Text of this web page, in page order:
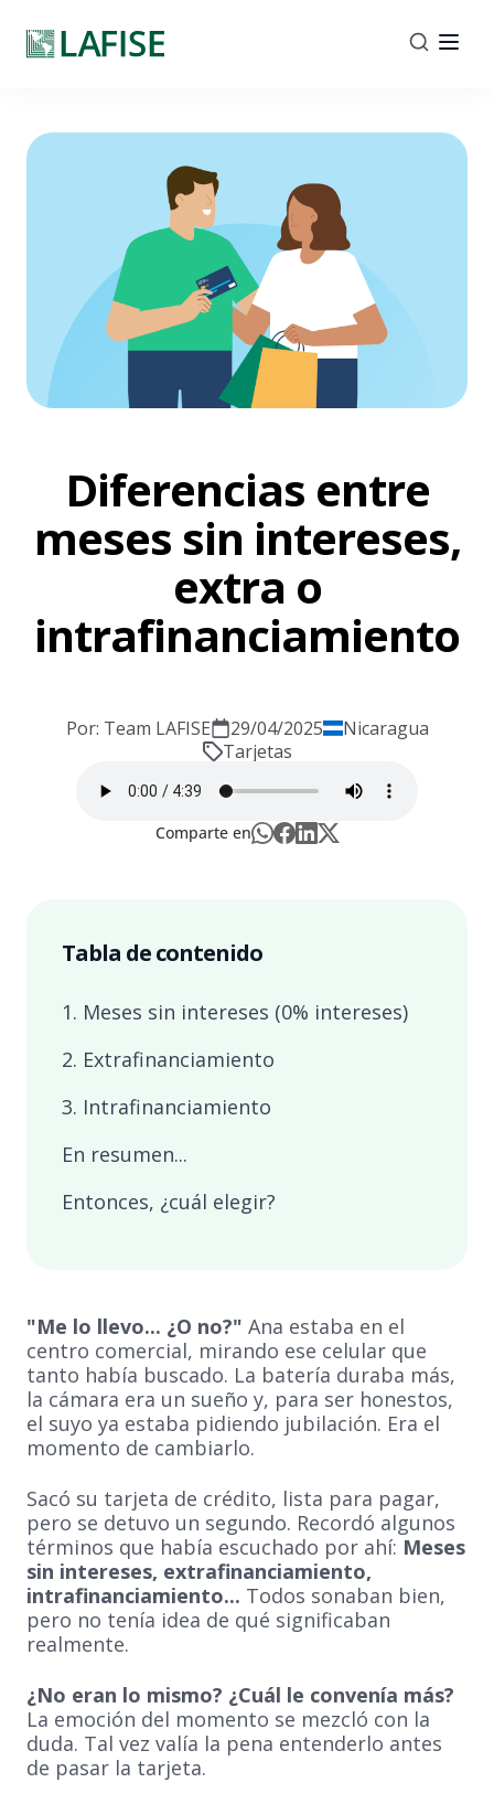
Diferencias entre
meses sin intereses,
extra o
intrafinanciamiento
Por: Team LAFISE 29/04/2025
Nicaragua
Tarjetas
Comparte en
Tabla de contenido
1. Meses sin intereses (0% intereses)
2. Extrafinanciamiento
3. Intrafinanciamiento
En resumen...
Entonces, ¿cuál elegir?
"Me lo llevo... ¿O no?" Ana estaba en el
centro comercial, mirando ese celular que
tanto había buscado. La batería duraba más,
la cámara era un sueño y, para ser honestos,
el suyo ya estaba pidiendo jubilación. Era el
momento de cambiarlo.
Sacó su tarjeta de crédito, lista para pagar,
pero se detuvo un segundo. Recordó algunos
términos que había escuchado por ahí: Meses
sin intereses, extrafinanciamiento,
intrafinanciamiento... Todos sonaban bien,
pero no tenía idea de qué significaban
realmente.
¿No eran lo mismo? ¿Cuál le convenía más?
La emoción del momento se mezcló con la
duda. Tal vez valía la pena entenderlo antes
de pasar la tarjeta.